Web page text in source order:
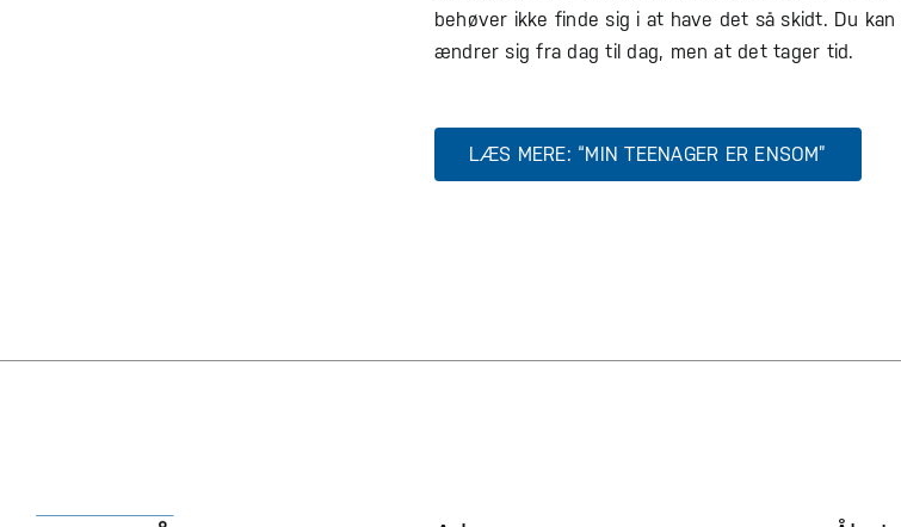
behøver ikke finde sig i at have det så skidt. Du
ændrer sig fra dag til dag, men at det tager tid.
LÆS MERE: “MIN TEENAGER ER ENSOM”